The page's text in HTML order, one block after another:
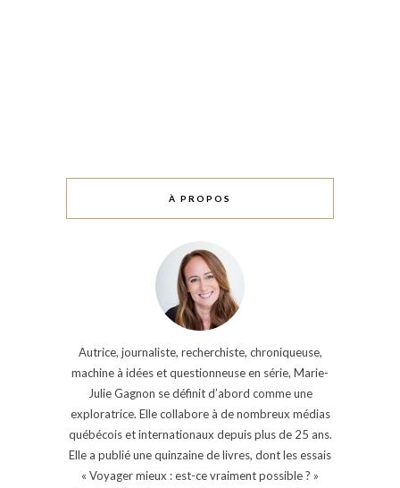
À PROPOS
Autrice, journaliste, recherchiste, chroniqueuse,
machine à idées et questionneuse en série, Marie-
Julie Gagnon se définit d’abord comme une
exploratrice. Elle collabore à de nombreux médias
québécois et internationaux depuis plus de 25 ans.
Elle a publié une quinzaine de livres, dont les essais
« Voyager mieux : est-ce vraiment possible ? »